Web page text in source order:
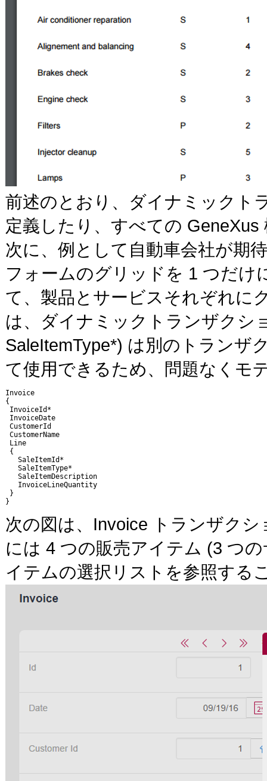
前述のとおり、ダイナミックト
定義したり、すべての
次に、例として自動車会社が期
フォームのグリッドを 1 つだけ
て、製品とサービスそれぞれに
は、ダイナミックトランザクシ
SaleItemType*) は別のトランザ
て使用できるため、問題なくモ
Invoice
{
InvoiceId*
InvoiceDate
CustomerId
CustomerName
Line
{
   SaleItemId*
   SaleItemType*
   SaleItemDescription
   InvoiceLineQuantity
}
次の図は、Invoice トランザク
には 4 つの販売アイテム (3 つ
イテムの選択リストを参照する